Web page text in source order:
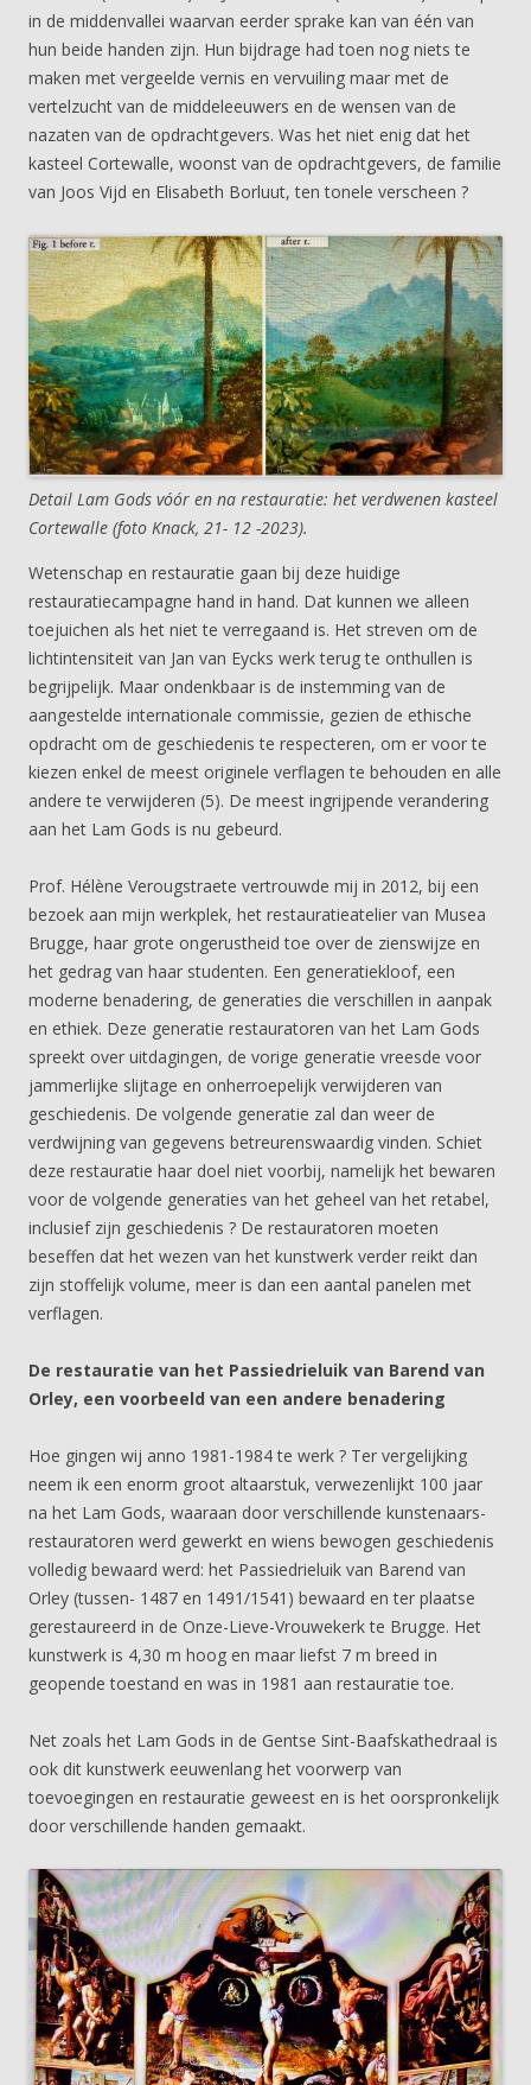
in de middenvallei waarvan eerder sprake kan van één van
hun beide handen zijn. Hun bijdrage had toen nog niets te
maken met vergeelde vernis en vervuiling maar met de
vertelzucht van de middeleeuwers en de wensen van de
nazaten van de opdrachtgevers. Was het niet enig dat het
kasteel Cortewalle, woonst van de opdrachtgevers, de familie
van Joos Vijd en Elisabeth Borluut, ten tonele verscheen ?
Detail Lam Gods vóór en na restauratie: het verdwenen kasteel
Cortewalle (foto Knack, 21- 12 -2023).
Wetenschap en restauratie gaan bij deze huidige
restauratiecampagne hand in hand. Dat kunnen we alleen
toejuichen als het niet te verregaand is. Het streven om de
lichtintensiteit van Jan van Eycks werk terug te onthullen is
begrijpelijk. Maar ondenkbaar is de instemming van de
aangestelde internationale commissie, gezien de ethische
opdracht om de geschiedenis te respecteren, om er voor te
kiezen enkel de meest originele verflagen te behouden en alle
andere te verwijderen (5). De meest ingrijpende verandering
aan het Lam Gods is nu gebeurd.
Prof. Hélène Verougstraete vertrouwde mij in 2012, bij een
bezoek aan mijn werkplek, het restauratieatelier van Musea
Brugge, haar grote ongerustheid toe over de zienswijze en
het gedrag van haar studenten. Een generatiekloof, een
moderne benadering, de generaties die verschillen in aanpak
en ethiek. Deze generatie restauratoren van het Lam Gods
spreekt over uitdagingen, de vorige generatie vreesde voor
jammerlijke slijtage en onherroepelijk verwijderen van
geschiedenis. De volgende generatie zal dan weer de
verdwijning van gegevens betreurenswaardig vinden. Schiet
deze restauratie haar doel niet voorbij, namelijk het bewaren
voor de volgende generaties van het geheel van het retabel,
inclusief zijn geschiedenis ? De restauratoren moeten
beseffen dat het wezen van het kunstwerk verder reikt dan
zijn stoffelijk volume, meer is dan een aantal panelen met
verflagen.
De restauratie van het Passiedrieluik van Barend van
Orley, een voorbeeld van een andere benadering
Hoe gingen wij anno 1981-1984 te werk ? Ter vergelijking
neem ik een enorm groot altaarstuk, verwezenlijkt 100 jaar
na het Lam Gods, waaraan door verschillende kunstenaars-
restauratoren werd gewerkt en wiens bewogen geschiedenis
volledig bewaard werd: het Passiedrieluik van Barend van
Orley (tussen- 1487 en 1491/1541) bewaard en ter plaatse
gerestaureerd in de Onze-Lieve-Vrouwekerk te Brugge. Het
kunstwerk is 4,30 m hoog en maar liefst 7 m breed in
geopende toestand en was in 1981 aan restauratie toe.
Net zoals het Lam Gods in de Gentse Sint-Baafskathedraal is
ook dit kunstwerk eeuwenlang het voorwerp van
toevoegingen en restauratie geweest en is het oorspronkelijk
door verschillende handen gemaakt.